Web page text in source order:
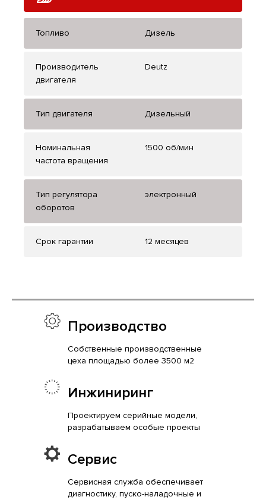
Топливо Дизель
Производитель
двигателя
Deutz
Тип двигателя Дизельный
Номинальная
частота вращения
1500 об/мин
Тип регулятора
оборотов
электронный
Срок гарантии 12 месяцев
Производство
Собственные производственные
цеха площадью более 3500 м2
Инжиниринг
Проектируем серийные модели,
разрабатываем особые проекты
Сервис
Сервисная служба обеспечивает
диагностику, пуско-наладочные и